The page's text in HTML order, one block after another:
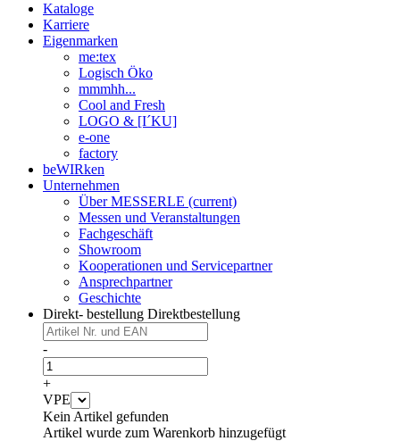
Kataloge
Karriere
Eigenmarken
me:tex
Logisch Öko
mmmhh...
Cool and Fresh
LOGO & [I´KU]
e-one
factory
beWIRken
Unternehmen
Über MESSERLE (current)
Messen und Veranstaltungen
Fachgeschäft
Showroom
Kooperationen und Servicepartner
Ansprechpartner
Geschichte
Direkt- bestellung Direktbestellung
-
+
VPE
Kein Artikel gefunden
Artikel wurde zum Warenkorb hinzugefügt